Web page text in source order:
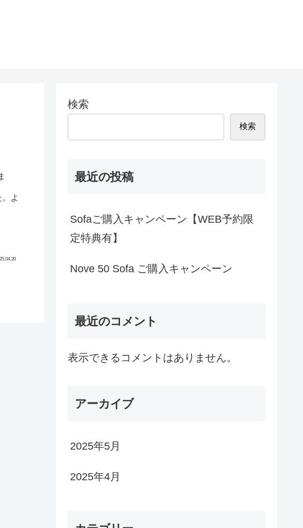
よ
検索
検索
最近の投稿
Sofaご購入キャンペーン【WEB予約限
定特典有】
Nove 50 Sofa ご購入キャンペーン
最近のコメント
表示できるコメントはありません。
アーカイブ
2025年5月
2025年4月